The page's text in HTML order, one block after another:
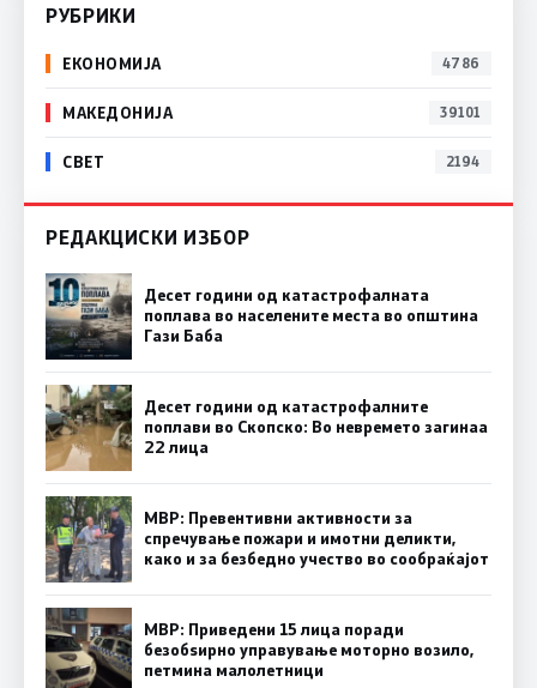
РУБРИКИ
ЕКОНОМИЈА 4786
МАКЕДОНИЈА 39101
СВЕТ 2194
РЕДАКЦИСКИ ИЗБОР
Десет години од катастрофалната
поплава во населените места во општина
Гази Баба
Десет години од катастрофалните
поплави во Скопско: Во невремето загинаа
22 лица
МВР: Превентивни активности за
спречување пожари и имотни деликти,
како и за безбедно учество во сообраќајот
МВР: Приведени 15 лица поради
безобѕирно управување моторно возило,
петмина малолетници